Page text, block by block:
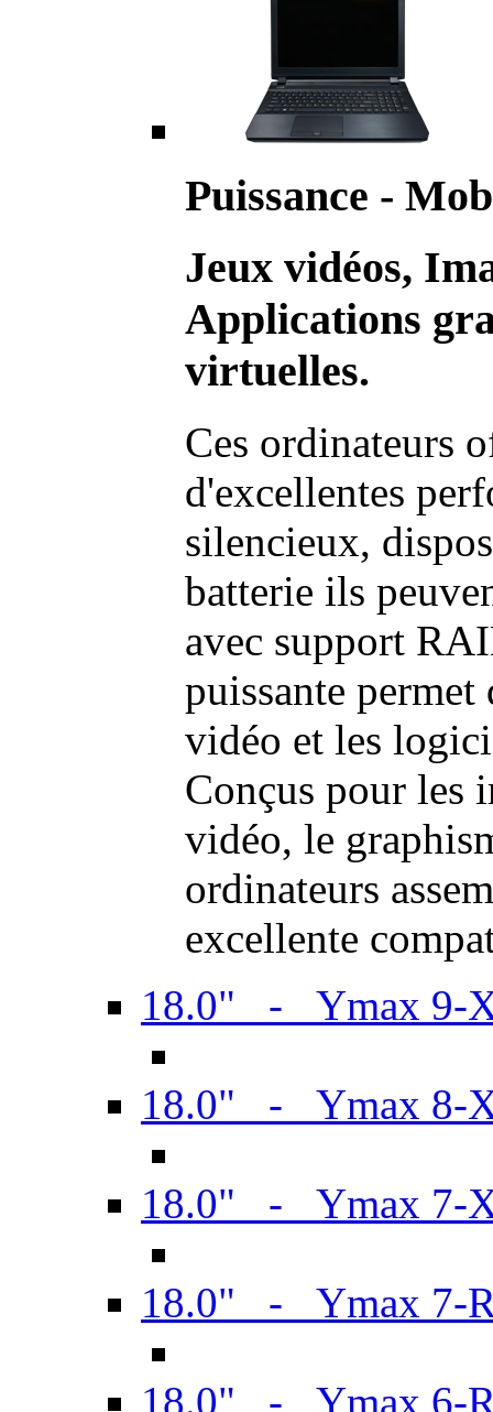
Puissance -
Jeux vidéos,
Applications
virtuelles.
Ces ordinateurs
d'excellentes
silencieux,
batterie ils
avec support
puissante permet
vidéo et les
Conçus pour les
vidéo, le
ordinateurs
excellente
18.0" - Ymax 9-
18.0" - Ymax 8-
18.0" - Ymax 7-
18.0" - Ymax 7-
18.0" - Ymax 6-